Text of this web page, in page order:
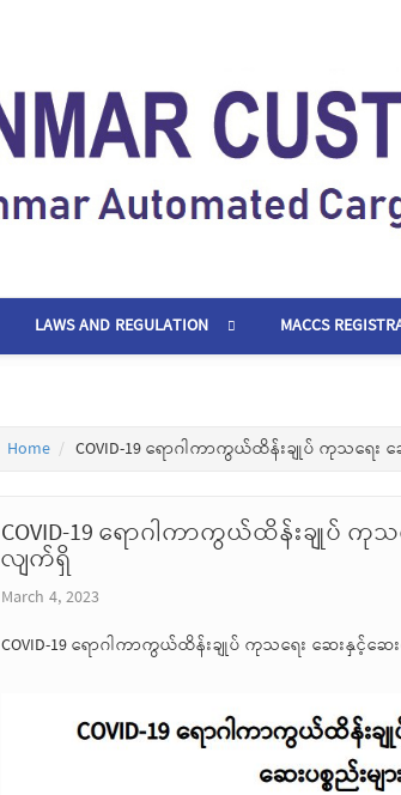
LAWS AND REGULATION MACCS
Home COVID-19 ရောဂါကာကွယ်ထိန်းချုပ် ကုသရေး
COVID-19 ရောဂါကာကွယ်ထိန်းချုပ် ကု
လျက်ရှိ
March 4, 2023
COVID-19 ရောဂါကာကွယ်ထိန်းချုပ် ကုသရေး ဆေးနှင့်ဆေ